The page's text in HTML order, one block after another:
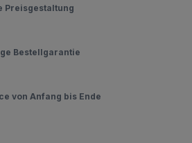
Preisgestaltung
Bestellgarantie
von Anfang bis Ende